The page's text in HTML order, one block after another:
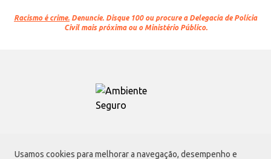
Usamos cookies para melhorar a navegação, desempenho e
Racismo é crime. Denuncie. Disque 100 ou procure a Delegacia de Polícia
Civil mais próxima ou o Ministério Público.
Atacadão S.A.